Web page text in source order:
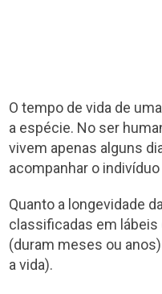
O tempo de vida de
a espécie. No ser
vivem apenas alguns
acompanhar o
Quanto a longevidade
classificadas em
(duram meses ou
a vida).